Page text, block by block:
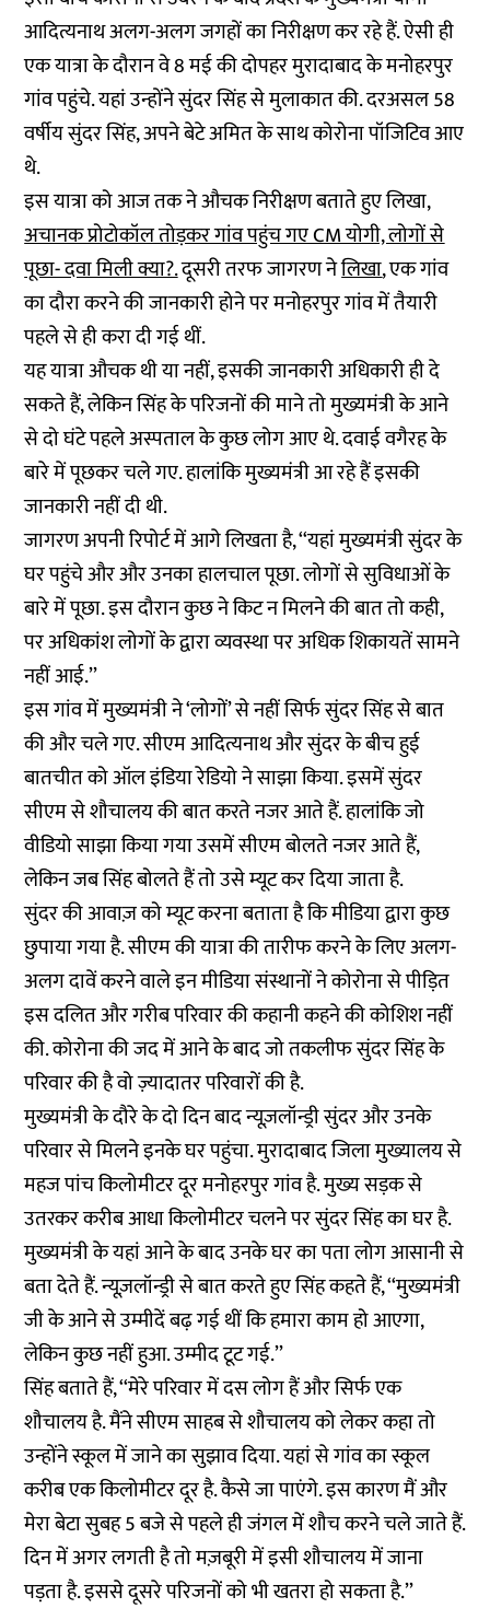
आदित्यनाथ अलग-अलग जगहों का निरीक्षण कर रहे हैं. ऐसी ही
एक यात्रा के दौरान वे 8 मई की दोपहर मुरादाबाद के मनोहरपुर
गांव पहुंचे. यहां उन्होंने सुंदर सिंह से मुलाकात की. दरअसल 58
वर्षीय सुंदर सिंह, अपने बेटे अमित के साथ कोरोना पॉजिटिव आए
थे.
इस यात्रा को आज तक ने औचक निरीक्षण बताते हुए लिखा,
अचानक प्रोटोकॉल तोड़कर गांव पहुंच गए CM योगी, लोगों से
पूछा- दवा मिली क्या?.दूसरी तरफ जागरण नेलिखा, एक गांव
का दौरा करने की जानकारी होने पर मनोहरपुर गांव में तैयारी
पहले से ही करा दी गई थीं.
यह यात्रा औचक थी या नहीं, इसकी जानकारी अधिकारी ही दे
सकते हैं, लेकिन सिंह के परिजनों की माने तो मुख्यमंत्री के आने
से दो घंटे पहले अस्पताल के कुछ लोग आए थे. दवाई वगैरह के
बारे में पूछकर चले गए. हालांकि मुख्यमंत्री आ रहे हैं इसकी
जानकारी नहीं दी थी.
जागरण अपनी रिपोर्ट में आगे लिखता है, ‘‘यहां मुख्यमंत्री सुंदर के
घर पहुंचे और और उनका हालचाल पूछा. लोगों से सुविधाओं के
बारे में पूछा. इस दौरान कुछ ने किट न मिलने की बात तो कही,
पर अधिकांश लोगों के द्वारा व्यवस्था पर अधिक शिकायतें सामने
नहीं आई.’’
इस गांव में मुख्यमंत्री ने ‘लोगों’ से नहीं सिर्फ सुंदर सिंह से बात
की और चले गए. सीएम आदित्यनाथ और सुंदर के बीच हुई
बातचीत को ऑल इंडिया रेडियो ने साझा किया. इसमें सुंदर
सीएम से शौचालय की बात करते नजर आते हैं. हालांकि जो
वीडियो साझा किया गया उसमें सीएम बोलते नजर आते हैं,
लेकिन जब सिंह बोलते हैं तो उसे म्यूट कर दिया जाता है.
सुंदर की आवाज़ को म्यूट करना बताता है कि मीडिया द्वारा कुछ
छुपाया गया है. सीएम की यात्रा की तारीफ करने के लिए अलग-
अलग दावें करने वाले इन मीडिया संस्थानों ने कोरोना से पीड़ित
इस दलित और गरीब परिवार की कहानी कहने की कोशिश नहीं
की. कोरोना की जद में आने के बाद जो तकलीफ सुंदर सिंह के
परिवार की है वो ज़्यादातर परिवारों की है.
मुख्यमंत्री के दौरे के दो दिन बाद न्यूज़लॉन्ड्री सुंदर और उनके
परिवार से मिलने इनके घर पहुंचा. मुरादाबाद जिला मुख्यालय से
महज पांच किलोमीटर दूर मनोहरपुर गांव है. मुख्य सड़क से
उतरकर करीब आधा किलोमीटर चलने पर सुंदर सिंह का घर है.
मुख्यमंत्री के यहां आने के बाद उनके घर का पता लोग आसानी से
बता देते हैं. न्यूज़लॉन्ड्री से बात करते हुए सिंह कहते हैं, ‘‘मुख्यमंत्री
जी के आने से उम्मीदें बढ़ गई थीं कि हमारा काम हो आएगा,
लेकिन कुछ नहीं हुआ. उम्मीद टूट गई.’’
सिंह बताते हैं, ‘‘मेरे परिवार में दस लोग हैं और सिर्फ एक
शौचालय है. मैंने सीएम साहब से शौचालय को लेकर कहा तो
उन्होंने स्कूल में जाने का सुझाव दिया. यहां से गांव का स्कूल
करीब एक किलोमीटर दूर है. कैसे जा पाएंगे. इस कारण मैं और
मेरा बेटा सुबह 5 बजे से पहले ही जंगल में शौच करने चले जाते हैं.
दिन में अगर लगती है तो मज़बूरी में इसी शौचालय में जाना
पड़ता है. इससे दूसरे परिजनों को भी खतरा हो सकता है.’’